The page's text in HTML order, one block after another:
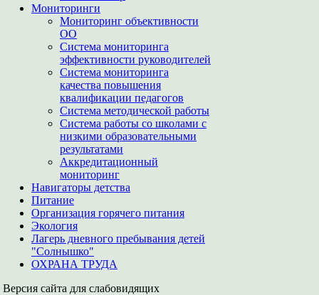
Мониторинги
Мониторинг объективности
ОО
Система мониторинга
эффективности руководителей
Система мониторинга
качества повышения
квалификации педагогов
Система методической работы
Система работы со школами с
низкими образовательными
результатами
Аккредитационный
мониторинг
Навигаторы детства
Питание
Организация горячего питания
Экология
Лагерь дневного пребывания детей
"Солнышко"
ОХРАНА ТРУДА
Версия сайта для слабовидящих